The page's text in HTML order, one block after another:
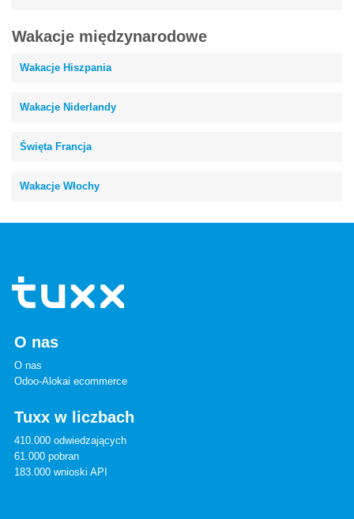
Wakacje międzynarodowe
Wakacje Hiszpania
Wakacje Niderlandy
Święta Francja
Wakacje Włochy
O nas
O nas
Odoo-Alokai ecommerce
Tuxx w liczbach
410.000 odwiedzających
61.000 pobran
183.000 wnioski API